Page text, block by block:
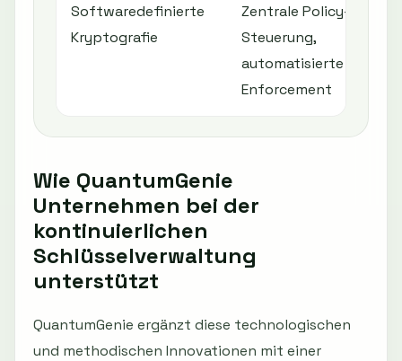
Softwaredefinierte
Kryptografie
Zentrale Policy-
Steuerung,
automatisierte
Enforcement
Wie QuantumGenie
Unternehmen bei der
kontinuierlichen
Schlüsselverwaltung
unterstützt
QuantumGenie ergänzt diese technologischen
und methodischen Innovationen mit einer